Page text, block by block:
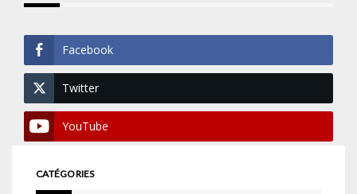
Facebook
Twitter
YouTube
CATÉGORIES